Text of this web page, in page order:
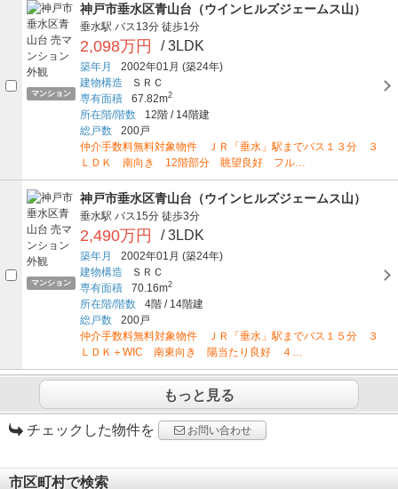
マンション
神戸市垂水区青山台（ウインヒルズジェームス山）
垂水駅 バス13分 徒歩1分
2,098万円 / 3LDK
築年月 2002年01月 (築24年)
建物構造
ＳＲＣ
専有面積
67.82m2
所在階/階数 12階 /14階建
総戸数
200戸
仲介手数料無料対象物件 ＪＲ「垂水」駅までバス１３分 ３
ＬＤＫ 南向き 12階部分 眺望良好 フル…
マンション
神戸市垂水区青山台（ウインヒルズジェームス山）
垂水駅 バス15分 徒歩3分
2,490万円 / 3LDK
築年月 2002年01月 (築24年)
建物構造
ＳＲＣ
専有面積
70.16m2
所在階/階数 4階 /14階建
総戸数
200戸
仲介手数料無料対象物件 ＪＲ「垂水」駅までバス１５分 ３
ＬＤＫ＋WIC 南東向き 陽当たり良好 ４…
もっと見る
チェックした物件を お問い合わせ
市区町村で検索